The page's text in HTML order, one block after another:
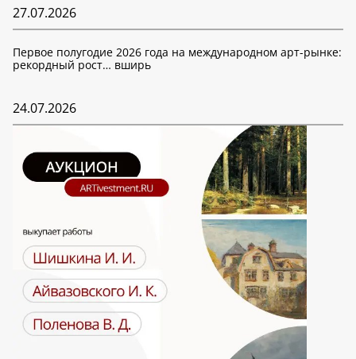
27.07.2026
Первое полугодие 2026 года на международном арт-рынке:
рекордный рост… вширь
24.07.2026